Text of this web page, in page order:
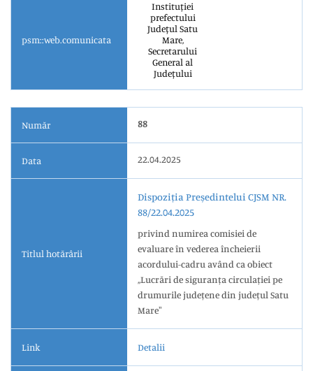
psm::web.comunicata
Instituției
prefectului
Județul Satu
Mare,
Secretarului
General al
Județului
Număr 88
Data 22.04.2025
Titlul hotărârii
Dispoziția Președintelui CJSM NR.
88/22.04.2025
privind numirea comisiei de
evaluare în vederea încheierii
acordului-cadru având ca obiect
,,Lucrări de siguranța circulației pe
drumurile județene din județul Satu
Mareˮ
Link Detalii